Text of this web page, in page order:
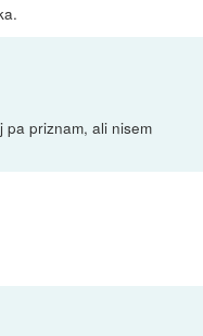
pa priznam, ali nisem